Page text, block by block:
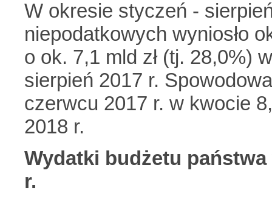
W okresie styczeń -
niepodatkowych wyniosło
o ok. 7,1 mld zł (tj. 28,0%)
sierpień 2017 r.
czerwcu 2017 r. w kwocie
2018 r.
Wydatki budżetu
r.